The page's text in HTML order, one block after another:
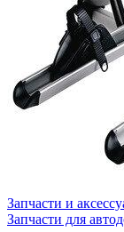
Запчасти и
Запчасти для